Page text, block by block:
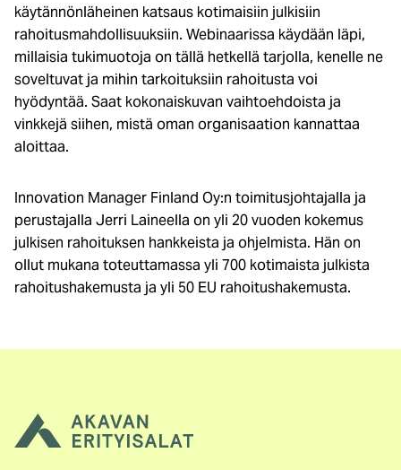
käytännönläheinen katsaus kotimaisiin julkisiin
rahoitusmahdollisuuksiin. Webinaarissa käydään läpi,
millaisia tukimuotoja on tällä hetkellä tarjolla, kenelle ne
soveltuvat ja mihin tarkoituksiin rahoitusta voi
hyödyntää. Saat kokonaiskuvan vaihtoehdoista ja
vinkkejä siihen, mistä oman organisaation kannattaa
aloittaa.
Innovation Manager Finland Oy:n toimitusjohtajalla ja
perustajalla Jerri Laineella on yli 20 vuoden kokemus
julkisen rahoituksen hankkeista ja ohjelmista. Hän on
ollut mukana toteuttamassa yli 700 kotimaista julkista
rahoitushakemusta ja yli 50 EU rahoitushakemusta.